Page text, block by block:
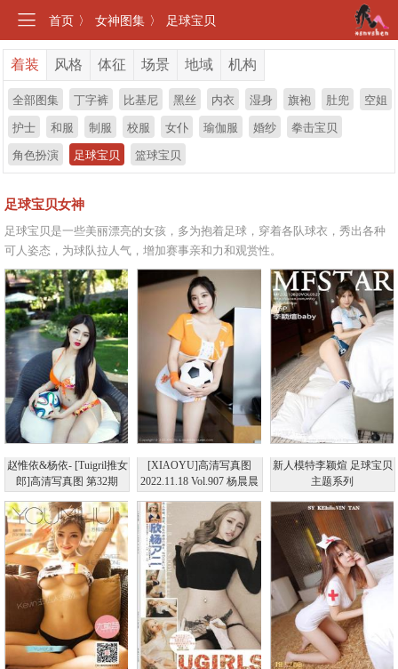
首页 〉 女神图集 〉 足球宝贝
着装 风格 体征 场景 地域 机构
全部图集 丁字裤 比基尼 黑丝 内衣 湿身 旗袍 肚兜
空姐
护士
和服 制服 校服 女仆 瑜伽服 婚纱
拳击宝贝
角色扮演
足球宝贝 篮球宝贝
足球宝贝女神
足球宝贝是一些美丽漂亮的女孩，多为抱着足球，穿着各队球衣，秀出各种
可人姿态，为球队拉人气，增加赛事亲和力和观赏性。
赵惟依&杨依- [Tuigril推女
郎]高清写真图 第32期
[XIAOYU]高清写真图
2022.11.18 Vol.907 杨晨晨
的运动服饰
新人模特李颖煊 足球宝贝
主题系列